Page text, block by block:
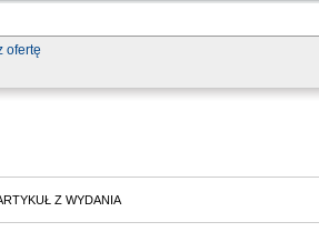
ofertę
Z WYDANIA